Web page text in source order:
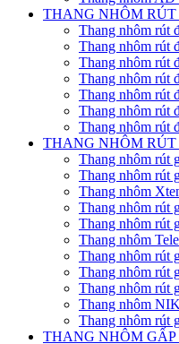
THANG NHÔM
Thang nhôm rút
Thang nhôm rút
Thang nhôm rút
Thang nhôm rút
Thang nhôm rút
Thang nhôm rút
Thang nhôm rút
THANG NHÔM RÚT
Thang nhôm rút
Thang nhôm rút
Thang nhôm
Thang nhôm rút
Thang nhôm rút
Thang nhôm
Thang nhôm rút
Thang nhôm rút
Thang nhôm rút
Thang nhôm
Thang nhôm rút
THANG NHÔM GẤP